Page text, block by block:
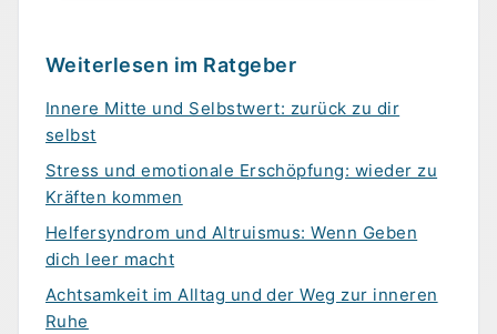
Weiterlesen im Ratgeber
Innere Mitte und Selbstwert: zurück zu dir
selbst
Stress und emotionale Erschöpfung: wieder zu
Kräften kommen
Helfersyndrom und Altruismus: Wenn Geben
dich leer macht
Achtsamkeit im Alltag und der Weg zur inneren
Ruhe